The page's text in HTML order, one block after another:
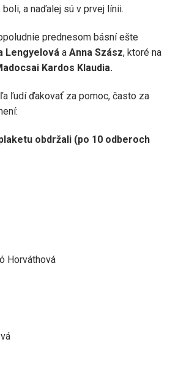
a naďalej sú v prvej línii.
prednesom básní ešte
Lengyelová a Anna Szász, ktoré na
Kardos Klaudia.
ľudí ďakovať za pomoc, často za
obdržali (po 10 odberoch
Horváthová